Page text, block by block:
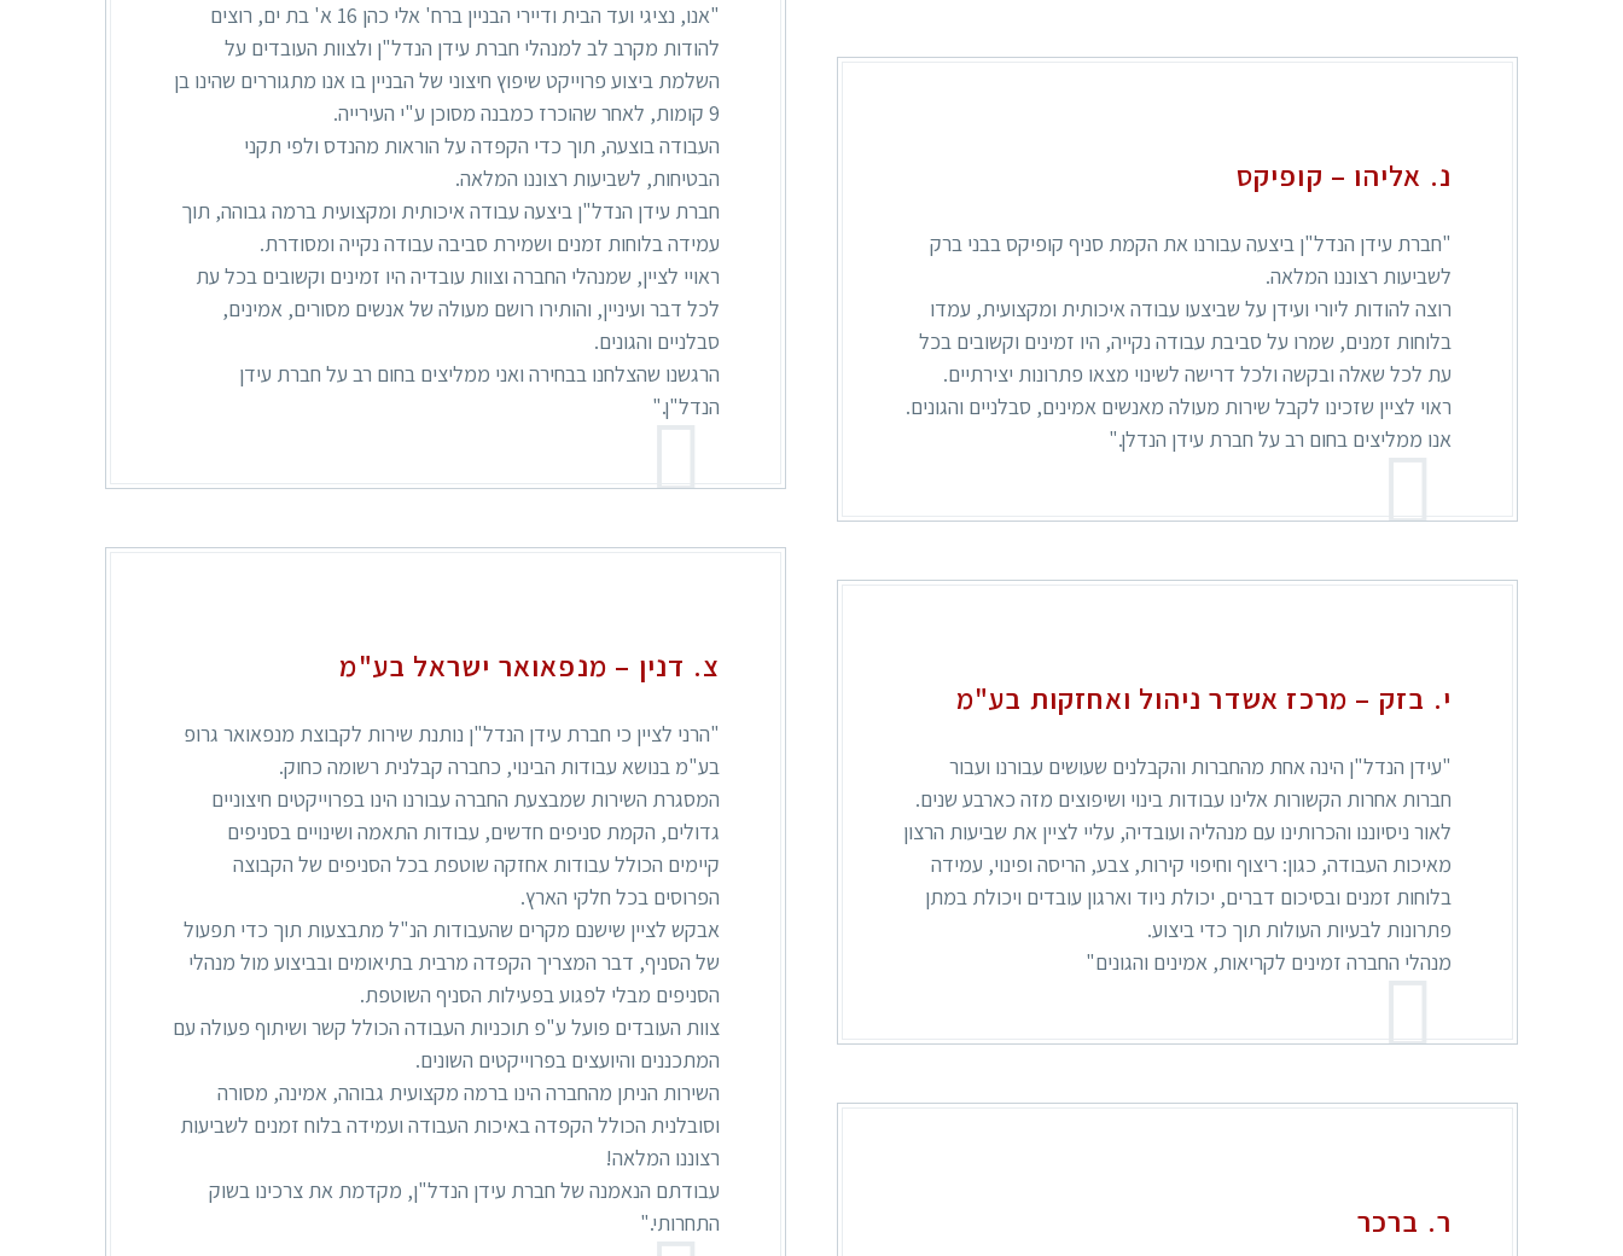
"אנו, נציגי ועד הבית ודיירי הבניין ברח' אלי כהן 16 א' בת ים, רוצים
להודות מקרב לב למנהלי חברת עידן הנדל"ן ולצוות העובדים על
השלמת ביצוע פרוייקט שיפוץ חיצוני של הבניין בו אנו מתגוררים שהינו בן
9 קומות, לאחר שהוכרז כמבנה מסוכן ע"י העירייה.
העבודה בוצעה, תוך כדי הקפדה על הוראות מהנדס ולפי תקני
הבטיחות, לשביעות רצוננו המלאה.
חברת עידן הנדל"ן ביצעה עבודה איכותית ומקצועית ברמה גבוהה, תוך
עמידה בלוחות זמנים ושמירת סביבה עבודה נקייה ומסודרת.
ראויי לציין, שמנהלי החברה וצוות עובדיה היו זמינים וקשובים בכל עת
לכל דבר ועיניין, והותירו רושם מעולה של אנשים מסורים, אמינים,
סבלניים והגונים.
הרגשנו שהצלחנו בבחירה ואני ממליצים בחום רב על חברת עידן
הנדל"ן."
צ. דנין – מנפאואר ישראל בע"מ
"הרני לציין כי חברת עידן הנדל"ן נותנת שירות לקבוצת מנפאואר גרופ
בע"מ בנושא עבודות הבינוי, כחברה קבלנית רשומה כחוק.
המסגרת השירות שמבצעת החברה עבורנו הינו בפרוייקטים חיצוניים
גדולים, הקמת סניפים חדשים, עבודות התאמה ושינויים בסניפים
קיימים הכולל עבודות אחזקה שוטפת בכל הסניפים של הקבוצה
הפרוסים בכל חלקי הארץ.
אבקש לציין שישנם מקרים שהעבודות הנ"ל מתבצעות תוך כדי תפעול
של הסניף, דבר המצריך הקפדה מרבית בתיאומים ובביצוע מול מנהלי
הסניפים מבלי לפגוע בפעילות הסניף השוטפת.
צוות העובדים פועל ע"פ תוכניות העבודה הכולל קשר ושיתוף פעולה עם
המתכננים והיועצים בפרוייקטים השונים.
השירות הניתן מהחברה הינו ברמה מקצועית גבוהה, אמינה, מסורה
וסובלנית הכולל הקפדה באיכות העבודה ועמידה בלוח זמנים לשביעות
רצוננו המלאה!
עבודתם הנאמנה של חברת עידן הנדל"ן, מקדמת את צרכינו בשוק
התחרותי."
נ. אליהו – קופיקס
"חברת עידן הנדל"ן ביצעה עבורנו את הקמת סניף קופיקס בבני ברק
לשביעות רצוננו המלאה.
רוצה להודות ליורי ועידן על שביצעו עבודה איכותית ומקצועית, עמדו
בלוחות זמנים, שמרו על סביבת עבודה נקייה, היו זמינים וקשובים בכל
עת לכל שאלה ובקשה ולכל דרישה לשינוי מצאו פתרונות יצירתיים.
ראוי לציין שזכינו לקבל שירות מעולה מאנשים אמינים, סבלניים והגונים.
אנו ממליצים בחום רב על חברת עידן הנדלן."
י. בזק – מרכז אשדר ניהול ואחזקות בע"מ
"עידן הנדל"ן הינה אחת מהחברות והקבלנים שעושים עבורנו ועבור
חברות אחרות הקשורות אלינו עבודות בינוי ושיפוצים מזה כארבע שנים.
לאור ניסיוננו והכרותינו עם מנהליה ועובדיה, עליי לציין את שביעות הרצון
מאיכות העבודה, כגון: ריצוף וחיפוי קירות, צבע, הריסה ופינוי, עמידה
בלוחות זמנים ובסיכום דברים, יכולת ניוד וארגון עובדים ויכולת במתן
פתרונות לבעיות העולות תוך כדי ביצוע.
מנהלי החברה זמינים לקריאות, אמינים והגונים"
ר. ברכר